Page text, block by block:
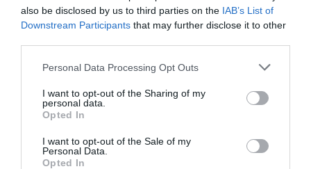
also be disclosed by us to third parties on the IAB’s List of
Downstream Participants that may further disclose it to other
Personal Data Processing Opt Outs
I want to opt-out of the Sharing of my
personal data.
Opted In
I want to opt-out of the Sale of my
Personal Data.
Opted In
Córdoba que adelantan ...
1 año atrás 560
récord de pobreza so...
1 año atrás